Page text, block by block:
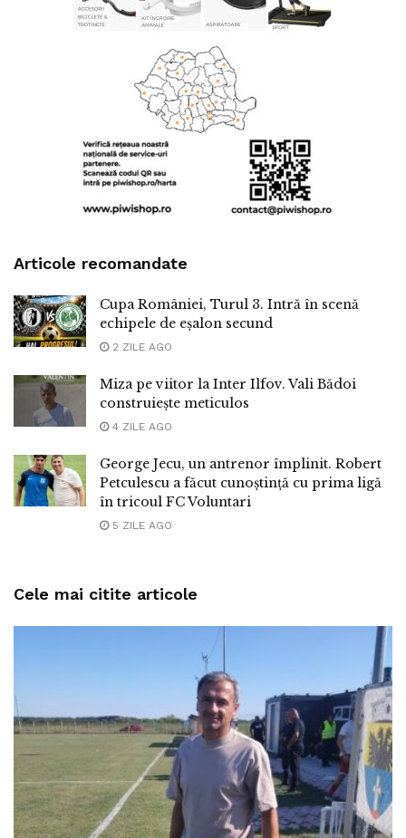
Articole recomandate
Cupa României, Turul 3. Intră în scenă
echipele de eșalon secund
2 ZILE AGO
Miza pe viitor la Inter Ilfov. Vali Bădoi
construiește meticulos
4 ZILE AGO
George Jecu, un antrenor împlinit. Robert
Petculescu a făcut cunoștință cu prima ligă
în tricoul FC Voluntari
5 ZILE AGO
Cele mai citite articole